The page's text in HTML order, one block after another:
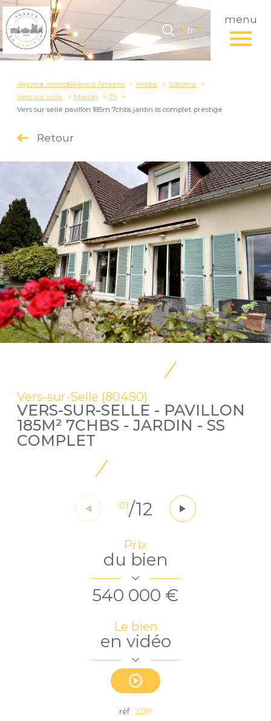
menu
Langue
fr
Accueil
Langue
fr
Agence immobilière à Amiens Vente
Somme
Vers sur selle
Maison
T9
Vers sur selle pavillon 185m 7chbs jardin ss complet prestige
Retour
Vers-sur-Selle (80480)
VERS-SUR-SELLE - PAVILLON
185M² 7CHBS - JARDIN - SS
COMPLET
01/12
Prix
du bien
540 000 €
Le bien
en vidéo
réf : 2237